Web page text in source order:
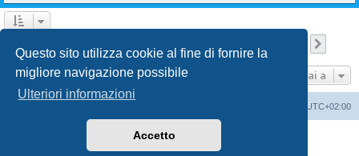
Questo sito utilizza cookie al fine di fornire la
migliore navigazione possibile
Ulteriori informazioni
Accetto
Vai a
UTC+02:00
phpBB® Forum Software © phpBB Limited
phpBB-Italia.it